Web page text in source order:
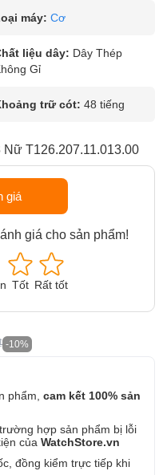
máy: Cơ
liệu dây: Dây Thép
Gỉ
trữ cót: 48 tiếng
T126.207.11.013.00
giá
giá cho sản phẩm!
Tốt Rất tốt
-10%
phẩm, cam kết 100% sản
hợp sản phẩm bị lỗi
của WatchStore.vn
đồng kiểm trực tiếp khi